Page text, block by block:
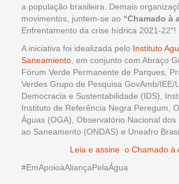
a população brasileira. Demais
movimentos, juntem-se ao “Chamado à
Enfrentamento da crise hídrica 2021-22″!
A iniciativa foi idealizada pelo Instituto
Saneamiento , em conjunto com Abraço
Fórum Verde Permanente de Parques,
Verdes Grupo de Pesquisa GovAmb/IEE/
Democracia e Sustentabilidade (IDS),
Instituto de Referência Negra Peregum,
Águas (OGA), Observatório Nacional dos
ao Saneamento (ONDAS) e Uneafro
Leia e assine o Chamado à
#EmApoioàAliançaPelaÁgua